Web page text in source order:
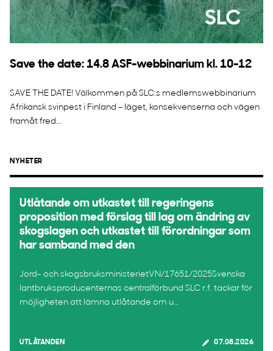
Save the date: 14.8 ASF-webbinarium kl. 10-12
SAVE THE DATE! Välkommen på SLC:s medlemswebbinarium
Afrikansk svinpest i Finland – läget, konsekvenserna och vägen
framåt fred...
NYHETER
Utlåtande om utkastet till regeringens
proposition med förslag till lag om ändring av
skogslagen och utkastet till förordningar som
har samband med den
Jord- och skogsbruksministerietVN/17651/2025Svenska
lantbruksproducenternas centralförbund SLC r.f. tackar för
möjligheten att lämna utlåtande om u...
UTLÅTANDEN 07.08.2026